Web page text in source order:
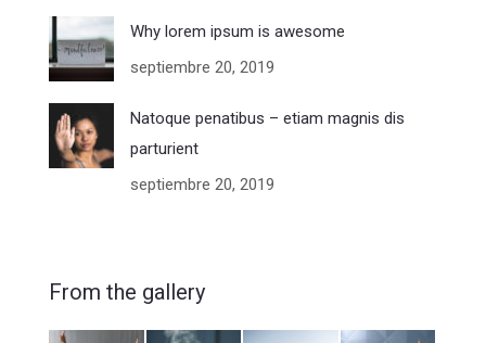
Why lorem ipsum is awesome
septiembre 20, 2019
Natoque penatibus – etiam magnis dis
parturient
septiembre 20, 2019
From the gallery